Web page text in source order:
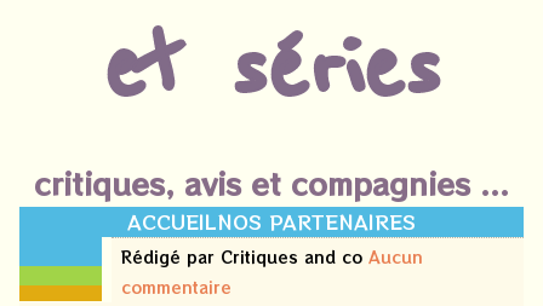
et séries
critiques, avis et compagnies ...
ACCUEILNOS PARTENAIRES
mai
2026
Rédigé par Critiques and co Aucun
commentaire